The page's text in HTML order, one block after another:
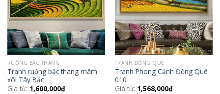
RUỘNG BẬC THANG
Tranh ruộng bậc thang mâm
xôi Tây Bắc
Giá từ: 1,600,000₫
TRANH ĐỒNG QUÊ
Tranh Phong Cảnh Đồng Quê
010
Giá từ: 1,568,000₫